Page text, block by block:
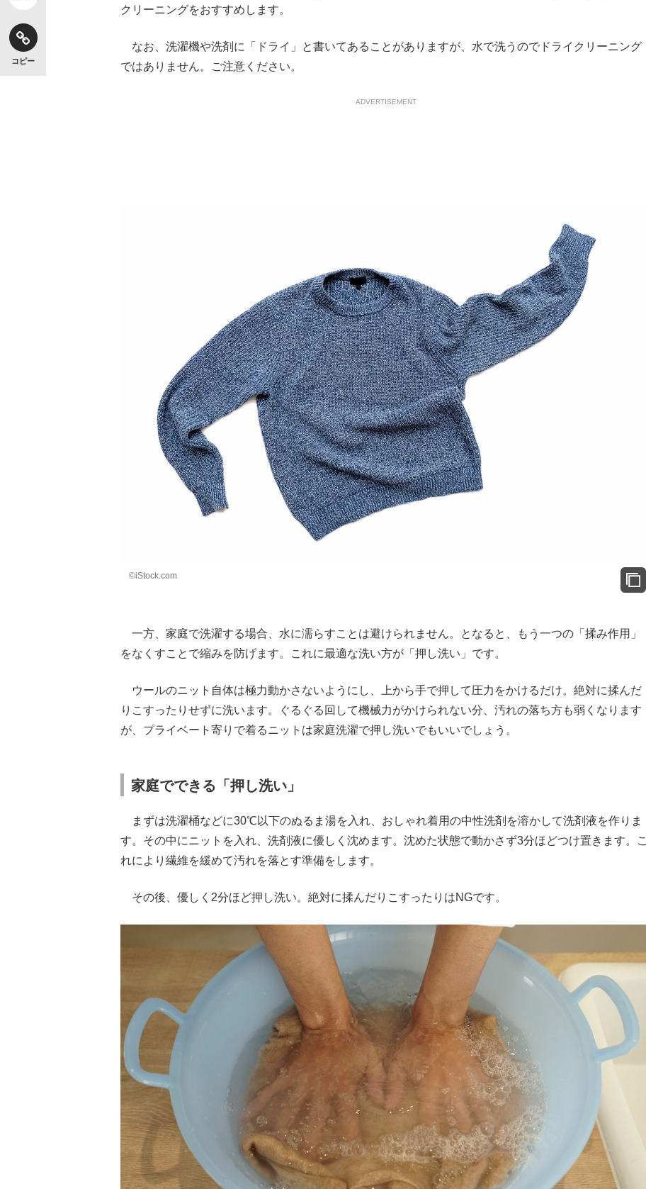
コピー
クリーニングをおすすめします。
なお、洗濯機や洗剤に「ドライ」と書いてあることがありますが、水で洗うのでドライクリーニング
ではありません。ご注意ください。
ADVERTISEMENT
©iStock.com
一方、家庭で洗濯する場合、水に濡らすことは避けられません。となると、もう一つの「揉み作用」
をなくすことで縮みを防げます。これに最適な洗い方が「押し洗い」です。
ウールのニット自体は極力動かさないようにし、上から手で押して圧力をかけるだけ。絶対に揉んだ
りこすったりせずに洗います。ぐるぐる回して機械力がかけられない分、汚れの落ち方も弱くなります
が、プライベート寄りで着るニットは家庭洗濯で押し洗いでもいいでしょう。
家庭でできる「押し洗い」
まずは洗濯桶などに30℃以下のぬるま湯を入れ、おしゃれ着用の中性洗剤を溶かして洗剤液を作りま
す。その中にニットを入れ、洗剤液に優しく沈めます。沈めた状態で動かさず3分ほどつけ置きます。こ
れにより繊維を緩めて汚れを落とす準備をします。
その後、優しく2分ほど押し洗い。絶対に揉んだりこすったりはNGです。